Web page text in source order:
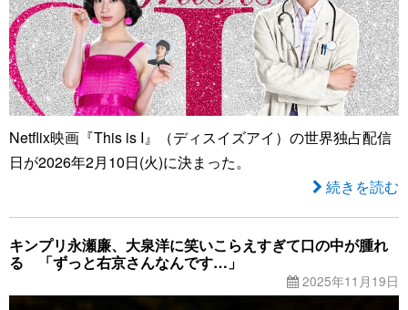
Netflix映画『This is I』（ディスイズアイ）の世界独占配信
日が2026年2月10日(火)に決まった。
続きを読む
キンプリ永瀬廉、大泉洋に笑いこらえすぎて口の中が腫れ
る 「ずっと右京さんなんです…」
2025年11月19日